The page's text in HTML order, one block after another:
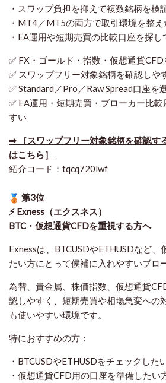
・スワップ負担を抑えて複数銘柄を検
・MT4／MT5の両方で取引環境を整え
・EA運用や短期売買の比較口座を探し
✅ FX・ゴールド・指数・仮想通貨
✅ スワップフリー対象銘柄を確認しや
✅ Standard／Pro／Raw Spread口座を
✅ EA運用・短期売買・ブローカー比
すい
➡ ［スワップフリー対象銘柄を確認す
はこちら］
紹介コード：tqcq720lwf
第3位
⚡ Exness（エクスネス）
BTC・仮想通貨CFDを重視する方へ
Exnessは、BTCUSDやETHUSDなど、
たい方にとって候補に入れやすいブロ
為替、貴金属、株価指数、仮想通貨
認しやすく、短期売買や相場急変への
も使いやすい環境です。
特におすすめの方：
・BTCUSDやETHUSDをチェックした
・仮想通貨CFD用の口座を準備したい